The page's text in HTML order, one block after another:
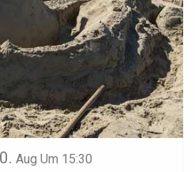
Aug Um 15:30